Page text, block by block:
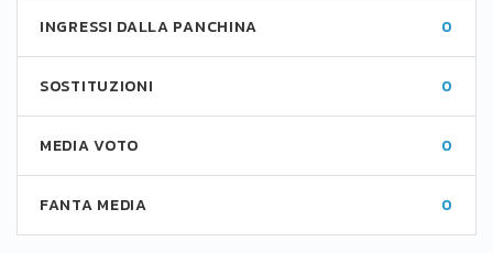
INGRESSI DALLA PANCHINA 0
SOSTITUZIONI 0
MEDIA VOTO 0
FANTA MEDIA 0